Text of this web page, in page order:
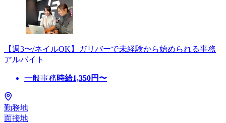
【週3〜/ネイルOK】ガリバーで未経験から始められる事務
アルバイト
一般事務時給1,350円〜
勤務地
面接地